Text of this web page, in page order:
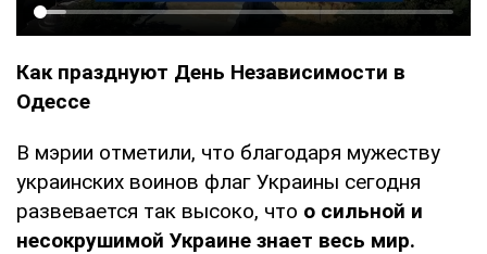
Как празднуют День Независимости в
Одессе
В мэрии отметили, что благодаря мужеству
украинских воинов флаг Украины сегодня
развевается так высоко, что о сильной и
несокрушимой Украине знает весь мир.